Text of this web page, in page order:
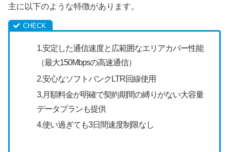
主に以下のような特徴があります。
1.安定した通信速度と広範囲なエリアカバー性能
（最大150Mbpsの高速通信）
2.安心なソフトバンクLTR回線使用
3.月額料金が明確で契約期間の縛りがない大容量
データプランも提供
4.使い過ぎても3日間速度制限なし